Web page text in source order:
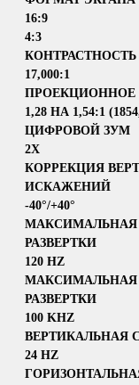
16:9
4:3
КОНТРАСТНОСТЬ
17,000:1
1,28 НА 1,54:1
ЦИФРОВОЙ ЗУМ
2X
КОРРЕКЦИЯ
ИСКАЖЕНИЙ
-40°/+40°
МАКСИМАЛЬНАЯ
РАЗВЕРТКИ
120 HZ
МАКСИМАЛЬНАЯ
РАЗВЕРТКИ
100 KHZ
ВЕРТИКАЛЬНАЯ
24 HZ